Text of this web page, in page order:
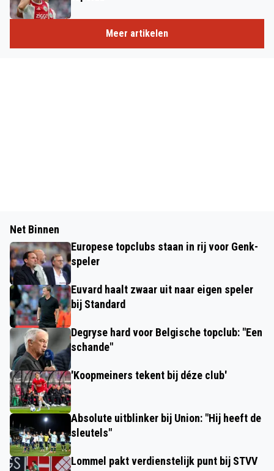
Meer artikelen
Net Binnen
Europese topclubs staan in rij voor Genk-
speler
Euvard haalt zwaar uit naar eigen speler
bij Standard
Degryse hard voor Belgische topclub: "Een
schande"
'Koopmeiners tekent bij déze club'
Absolute uitblinker bij Union: "Hij heeft de
sleutels"
Lommel pakt verdienstelijk punt bij STVV